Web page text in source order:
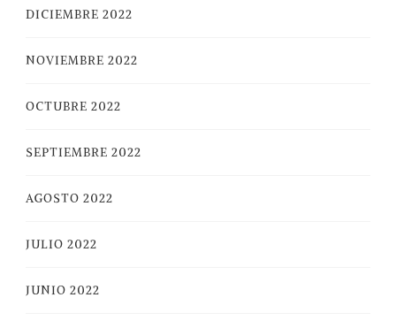
DICIEMBRE 2022
NOVIEMBRE 2022
OCTUBRE 2022
SEPTIEMBRE 2022
AGOSTO 2022
JULIO 2022
JUNIO 2022